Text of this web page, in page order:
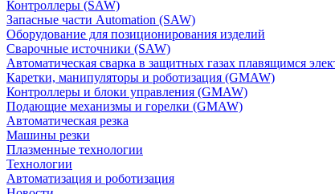
Контроллеры (SAW)
Запасные части Automation (SAW)
Оборудование для позиционирования изделий
Сварочные источники (SAW)
Автоматическая сварка в защитных газах плавящимся
Каретки, манипуляторы и роботизация (GMAW)
Контроллеры и блоки управления (GMAW)
Подающие механизмы и горелки (GMAW)
Автоматическая резка
Машины резки
Плазменные технологии
Технологии
Автоматизация и роботизация